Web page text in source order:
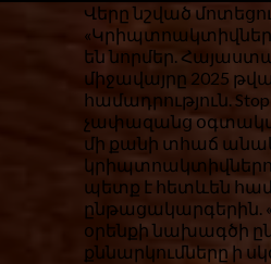
Վերը նշված
են նորմեր.
միջավայրը 2025
համադրություն.
չափազանց
մի քանի տհաճ
պետք է հետևեն
ընթացակարգերին.
օրենքի նախագծի
քննարկումները ի